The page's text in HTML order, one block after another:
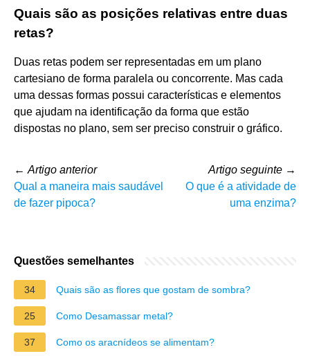
Quais são as posições relativas entre duas
retas?
Duas retas podem ser representadas em um plano
cartesiano de forma paralela ou concorrente. Mas cada
uma dessas formas possui características e elementos
que ajudam na identificação da forma que estão
dispostas no plano, sem ser preciso construir o gráfico.
← Artigo anterior
Qual a maneira mais saudável
de fazer pipoca?
Artigo seguinte →
O que é a atividade de
uma enzima?
Questões semelhantes
34 Quais são as flores que gostam de sombra?
25 Como Desamassar metal?
37 Como os aracnídeos se alimentam?